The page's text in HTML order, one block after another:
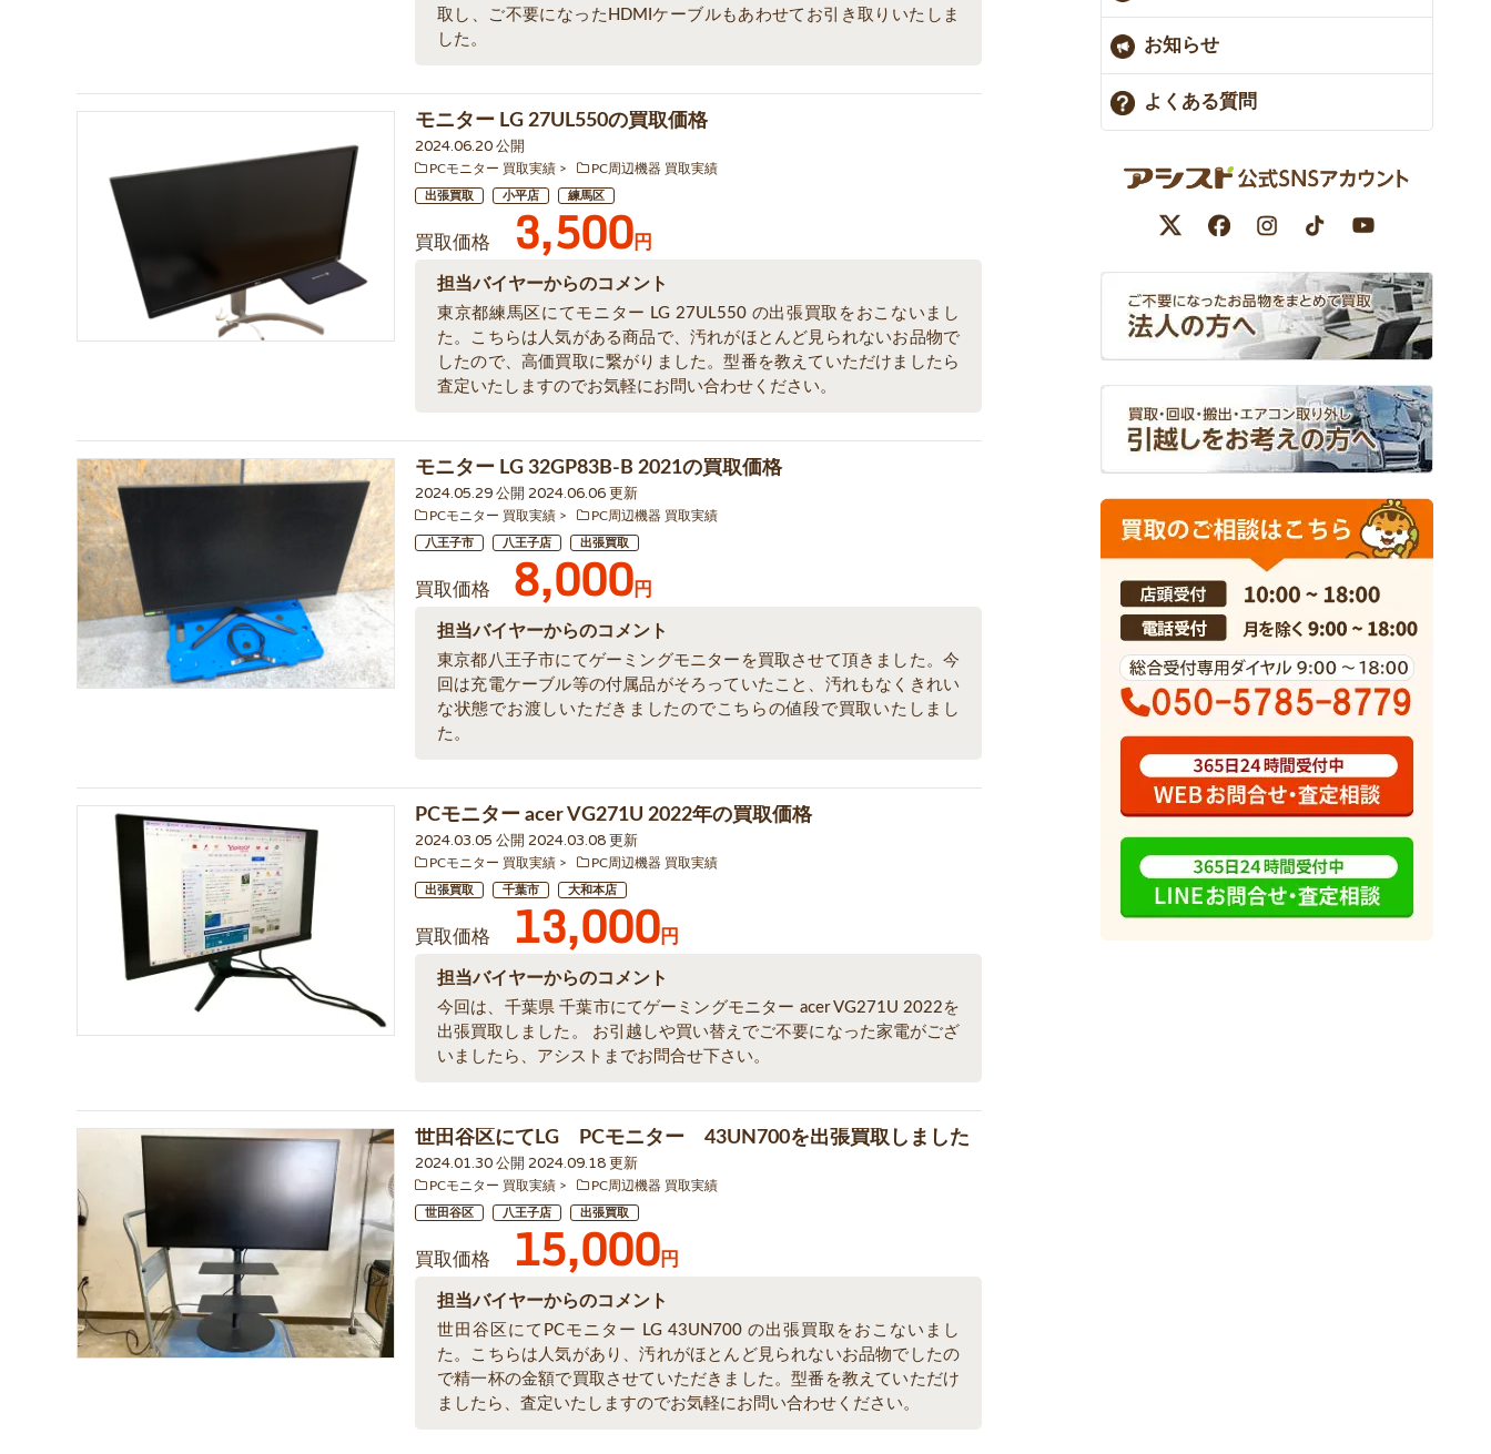
取し、ご不要になったHDMIケーブルもあわせてお引き取りいたしま
した。
モニター LG 27UL550の買取価格
2024.06.20 公開
PCモニター 買取実績 PC周辺機器 買取実績
出張買取 小平店 練馬区
買取価格 3,500円
担当バイヤーからのコメント
東京都練馬区にてモニター LG 27UL550 の出張買取をおこないまし
た。こちらは人気がある商品で、汚れがほとんど見られないお品物で
したので、高価買取に繋がりました。型番を教えていただけましたら
査定いたしますのでお気軽にお問い合わせください。
モニター LG 32GP83B-B 2021の買取価格
2024.05.29 公開 2024.06.06 更新
PCモニター 買取実績 PC周辺機器 買取実績
八王子市 八王子店 出張買取
買取価格 8,000円
担当バイヤーからのコメント
東京都八王子市にてゲーミングモニターを買取させて頂きました。今
回は充電ケーブル等の付属品がそろっていたこと、汚れもなくきれい
な状態でお渡しいただきましたのでこちらの値段で買取いたしまし
た。
PCモニター acer VG271U 2022年の買取価格
2024.03.05 公開 2024.03.08 更新
PCモニター 買取実績 PC周辺機器 買取実績
出張買取 千葉市 大和本店
買取価格 13,000円
担当バイヤーからのコメント
今回は、千葉県 千葉市にてゲーミングモニター acer VG271U 2022を
出張買取しました。 お引越しや買い替えでご不要になった家電がござ
いましたら、アシストまでお問合せ下さい。
世田谷区にてLG PCモニター 43UN700を出張買取しました
2024.01.30 公開 2024.09.18 更新
PCモニター 買取実績 PC周辺機器 買取実績
世田谷区 八王子店 出張買取
買取価格 15,000円
担当バイヤーからのコメント
世田谷区にてPCモニター LG 43UN700 の出張買取をおこないまし
た。こちらは人気があり、汚れがほとんど見られないお品物でしたの
で精一杯の金額で買取させていただきました。型番を教えていただけ
ましたら、査定いたしますのでお気軽にお問い合わせください。
お知らせ
よくある質問